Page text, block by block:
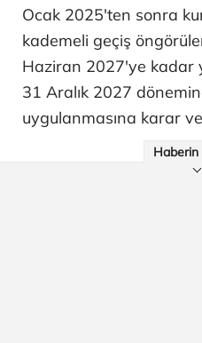
Ocak 2025'ten sonra
kademeli geçiş
Haziran 2027'ye kadar
31 Aralık 2027
uygulanmasına karar
Haberin